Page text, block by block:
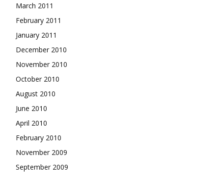
March 2011
February 2011
January 2011
December 2010
November 2010
October 2010
August 2010
June 2010
April 2010
February 2010
November 2009
September 2009